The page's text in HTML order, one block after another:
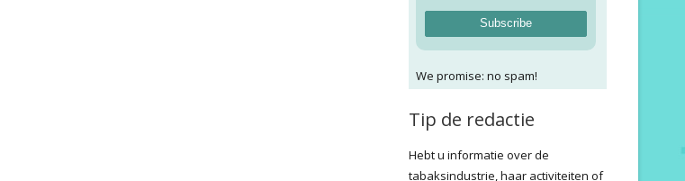
Subscribe
We promise: no spam!
Tip de redactie
Hebt u informatie over de
tabaksindustrie, haar activiteiten of